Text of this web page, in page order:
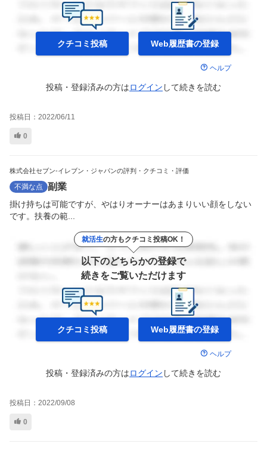
クチコミ投稿 Web履歴書の登録
ヘルプ
投稿・登録済みの方はログイン して続きを読む
投稿日： 2022/06/11
0
株式会社セブン-イレブン・ジャパンの評判・クチコミ・評価
不満な点 副業
掛け持ちは可能ですが、やはりオーナーはあまりいい顔をしない
です。扶養の範...
就活生の方もクチコミ投稿OK！
以下のどちらかの登録で
続きをご覧いただけます
クチコミ投稿 Web履歴書の登録
ヘルプ
投稿・登録済みの方はログイン して続きを読む
投稿日： 2022/09/08
0